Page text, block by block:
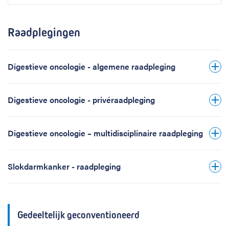
Raadplegingen
Digestieve oncologie - algemene raadpleging
Digestieve oncologie - privéraadpleging
Digestieve oncologie – multidisciplinaire raadpleging
Slokdarmkanker - raadpleging
Gedeeltelijk geconventioneerd